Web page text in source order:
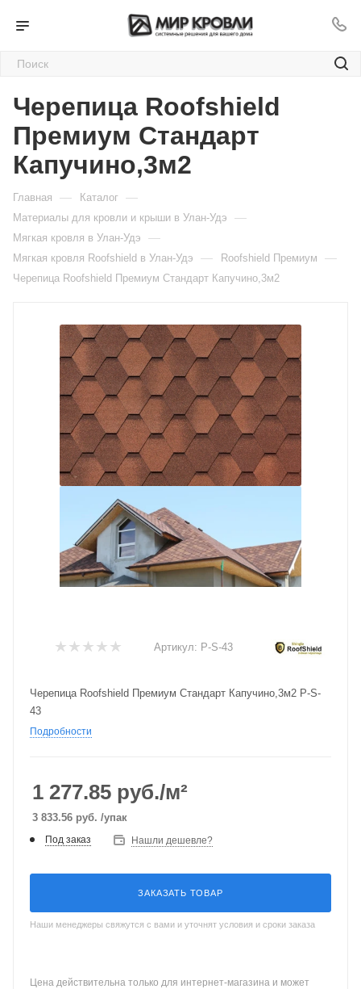
Черепица Roofshield
Премиум Стандарт
Капучино,3м2
Главная — Каталог —
Материалы для кровли и крыши в Улан-Удэ —
Мягкая кровля в Улан-Удэ —
Мягкая кровля Roofshield в Улан-Удэ — Roofshield Премиум —
Черепица Roofshield Премиум Стандарт Капучино,3м2
Артикул: P-S-43
Черепица Roofshield Премиум Стандарт Капучино,3м2 P-S-
43
Подробности
1 277.85 руб./м²
3 833.56 руб. /упак
Под заказ Нашли дешевле?
ЗАКАЗАТЬ ТОВАР
Наши менеджеры свяжутся с вами и уточнят условия и сроки заказа
Цена действительна только для интернет-магазина и может